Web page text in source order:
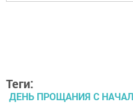
Теги:
ДЕНЬ ПРОЩАНИЯ С